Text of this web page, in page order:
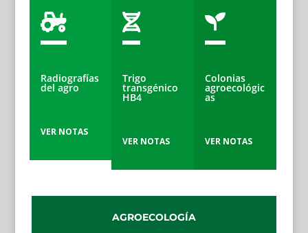

Radiografías
del agro
VER NOTAS

Trigo
transgénico
HB4
VER NOTAS

Colonias
agroecológic
as
VER NOTAS
AGROECOLOGÍA